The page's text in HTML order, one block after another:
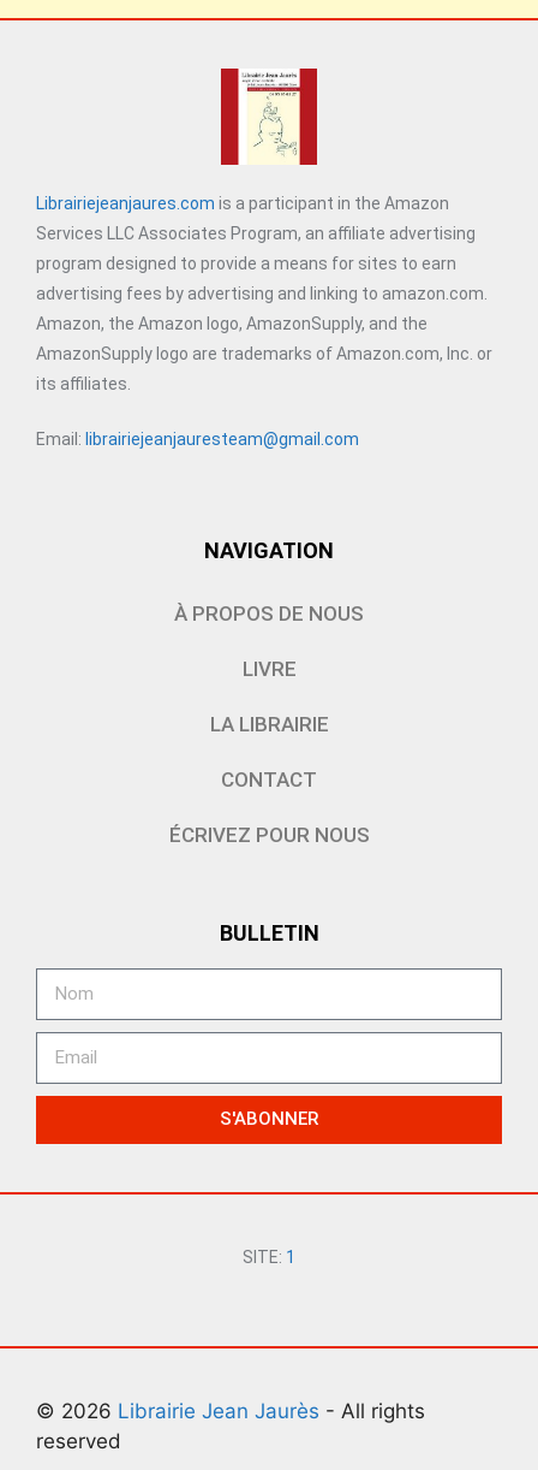
Librairiejeanjaures.com is a participant in the Amazon
Services LLC Associates Program, an affiliate advertising
program designed to provide a means for sites to earn
advertising fees by advertising and linking to amazon.com.
Amazon, the Amazon logo, AmazonSupply, and the
AmazonSupply logo are trademarks of Amazon.com, Inc. or
its affiliates.
Email: librairiejeanjauresteam@gmail.com
NAVIGATION
À PROPOS DE NOUS
LIVRE
LA LIBRAIRIE
CONTACT
ÉCRIVEZ POUR NOUS
BULLETIN
S'ABONNER
SITE: 1
© 2026 Librairie Jean Jaurès - All rights
reserved